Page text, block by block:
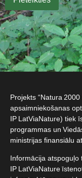
Projekts “Natura
apsaimniekošanas
IP LatViaNature) tiek
programmas un
ministrijas finansiālu
Informācija atspoguļo
IP LatViaNature